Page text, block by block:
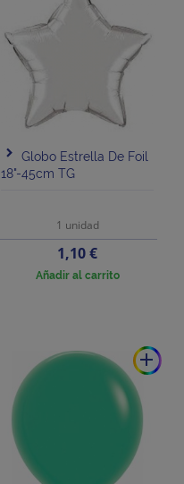
Globo Estrella De Foil
18"-45cm TG
1 unidad
Precio
1,10 €
Añadir al carrito
add